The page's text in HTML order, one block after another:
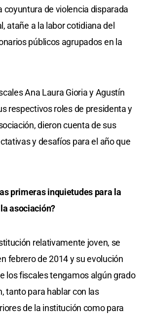
coyuntura de violencia disparada
atañe a la labor cotidiana del
públicos agrupados en la
Ana Laura Gioria y Agustín
respectivos roles de presidenta y
dieron cuenta de sus
y desafíos para el año que
primeras inquietudes para la
asociación?
relativamente joven, se
febrero de 2014 y su evolución
los fiscales tengamos algún grado
tanto para hablar con las
de la institución como para